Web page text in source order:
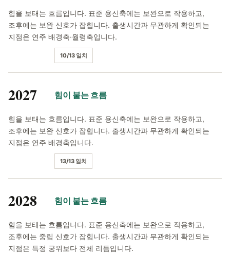
힘을 보태는 흐름입니다. 표준 용신축에는 보완으로 작용하고,
조후에는 보완 신호가 잡힙니다. 출생시간과 무관하게 확인되는
지점은 연주 배경축·월령축입니다.
10/13 일치
2027 힘이 붙는 흐름
힘을 보태는 흐름입니다. 표준 용신축에는 보완으로 작용하고,
조후에는 보완 신호가 잡힙니다. 출생시간과 무관하게 확인되는
지점은 연주 배경축입니다.
13/13 일치
2028 힘이 붙는 흐름
힘을 보태는 흐름입니다. 표준 용신축에는 보완으로 작용하고,
조후에는 중립 신호가 잡힙니다. 출생시간과 무관하게 확인되는
지점은 특정 궁위보다 전체 리듬입니다.